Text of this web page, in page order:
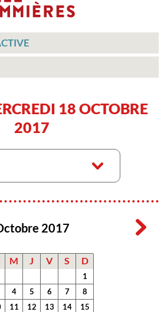
18 OCTOBRE
2017
2017
M J V S D
1
4 5 6 7
8
11 12 13 14
15